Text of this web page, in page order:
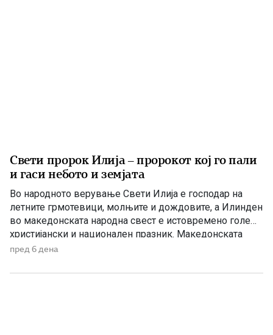
Свети пророк Илија – пророкот кој го пали
и гаси небото и земјата
Во народното верување Свети Илија е господар на
летните грмотевици, молњите и дождовите, а Илинден
во македонската народна свест е истовремено голем
христијански и национален празник. Македонската
православна црква – Охридска архиепископија на 2
празнува Светиот пророк Илија – Илинден. Свети
пред 6 дена